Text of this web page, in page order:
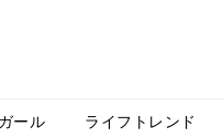
ール ライフトレンド